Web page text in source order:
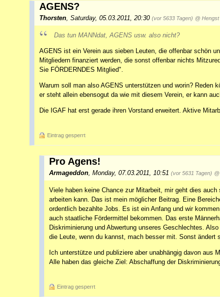
AGENS?
Thorsten Saturday, 05.03.2011, 20:30 (vor 5633 Tagen) @ Hengst
Das tun MANNdat, AGENS usw. also nicht?
AGENS ist ein Verein aus sieben Leuten, die offenbar schön
Mitgliedern finanziert werden, die sonst offenbar nichts
Sie FÖRDERNDES Mitglied".
Warum soll man also AGENS unterstützen und worin? Reden
er steht allein ebensogut da wie mit diesem Verein, er kann
Die IGAF hat erst gerade ihren Vorstand erweitert. Aktive
Eintrag gesperrt
Pro Agens!
Armageddon, Monday, 07.03.2011, 10:51 (vor 5631 Tagen)
Viele haben keine Chance zur Mitarbeit, mir geht dies
arbeiten kann. Das ist mein möglicher Beitrag. Eine
ordentlich bezahlte Jobs. Es ist ein Anfang und wir
auch staatliche Fördermittel bekommen. Das erste
Diskriminierung und Abwertung unseres Geschlechtes.
die Leute, wenn du kannst, mach besser mit. Sonst ändert
Ich unterstütze und publiziere aber unabhängig davon aus
Alle haben das gleiche Ziel: Abschaffung der
Eintrag gesperrt